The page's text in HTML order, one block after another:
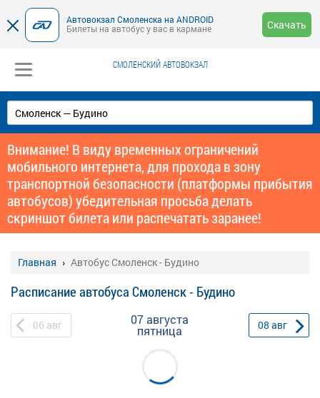
Автовокзал Смоленска на ANDROID
Билеты на автобус у вас в кармане
Скачать
СМОЛЕНСКИЙ АВТОВОКЗАЛ
Внимание! В виду временных ограничений
мобильного интернета, для прохода в зону
транспортной безопасности (платформы прибытия
автобусов) убедительная просьба делать
скриншот билета или распечатать заранее!
Главная Автобус Смоленск - Будино
Расписание автобуса Смоленск - Будино
06 авг 07 августа
пятница 08 авг